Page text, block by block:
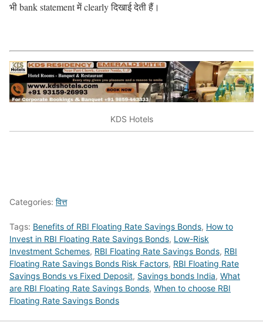
भी bank statement में clearly दिखाई देती हैं।
KDS Hotels
Categories: वित्त
Tags: Benefits of RBI Floating Rate Savings Bonds, How to
Invest in RBI Floating Rate Savings Bonds, Low-Risk
Investment Schemes, RBI Floating Rate Savings Bonds, RBI
Floating Rate Savings Bonds Risk Factors, RBI Floating Rate
Savings Bonds vs Fixed Deposit, Savings bonds India, What
are RBI Floating Rate Savings Bonds, When to choose RBI
Floating Rate Savings Bonds